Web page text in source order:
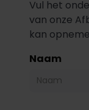
Vul het
van onze
kan
Naam